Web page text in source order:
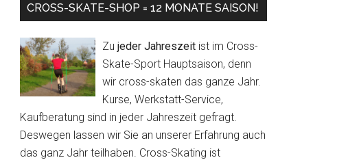
CROSS-SKATE-SHOP = 12 MONATE SAISON!
Zu jeder Jahreszeit ist im Cross-
Skate-Sport Hauptsaison, denn
wir cross-skaten das ganze Jahr.
Kurse, Werkstatt-Service,
Kaufberatung sind in jeder Jahreszeit gefragt.
Deswegen lassen wir Sie an unserer Erfahrung auch
das ganz Jahr teilhaben. Cross-Skating ist